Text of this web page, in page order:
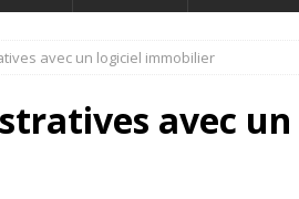
avec un logiciel immobilier
avec un